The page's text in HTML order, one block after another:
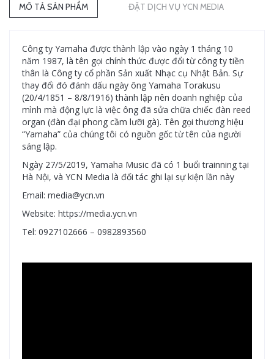
MÔ TẢ SẢN PHẨM ĐẶT DỊCH VỤ YCN MEDIA
Công ty Yamaha được thành lập vào ngày 1 tháng 10
năm 1987, là tên gọi chính thức được đổi từ công ty tiền
thân là Công ty cổ phần Sản xuất Nhạc cụ Nhật Bản. Sự
thay đổi đó đánh dấu ngày ông Yamaha Torakusu
(20/4/1851 – 8/8/1916) thành lập nên doanh nghiệp của
mình mà động lực là việc ông đã sửa chữa chiếc đàn reed
organ (đàn đại phong cầm lưỡi gà). Tên gọi thương hiệu
“Yamaha” của chúng tôi có nguồn gốc từ tên của người
sáng lập.
Ngày 27/5/2019, Yamaha Music đã có 1 buổi trainning tại
Hà Nội, và YCN Media là đối tác ghi lại sự kiện lần này
Email: media@ycn.vn
Website: https://media.ycn.vn
Tel: 0927102666 – 0982893560